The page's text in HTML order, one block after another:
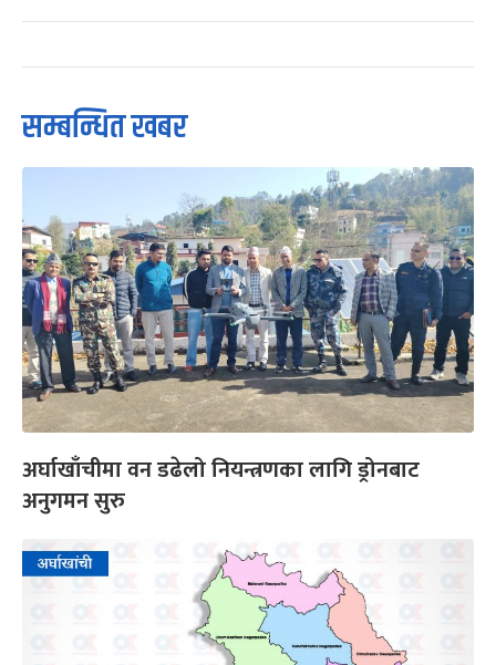
सम्बन्धित खबर
अर्घाखाँचीमा वन डढेलो नियन्त्रणका लागि ड्रोनबाट
अनुगमन सुरु